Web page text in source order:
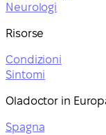
Neurologi
Risorse
Condizioni
Sintomi
Oladoctor in
Spagna